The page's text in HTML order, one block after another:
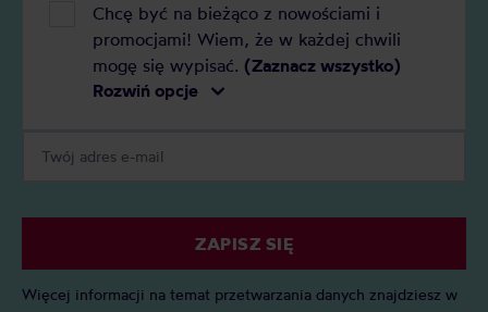
Chcę być na bieżąco z nowościami i
promocjami! Wiem, że w każdej chwili
mogę się wypisać. (Zaznacz wszystko)
Rozwiń opcje
ZAPISZ SIĘ
Więcej informacji na temat przetwarzania danych znajdziesz w